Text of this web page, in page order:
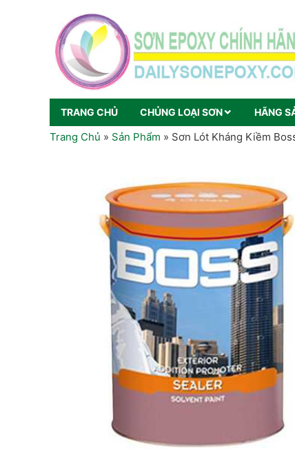
TRANG CHỦ CHỦNG LOẠI SƠN HÃNG
Trang Chủ » Sản Phẩm » Sơn Lót Kháng Kiềm